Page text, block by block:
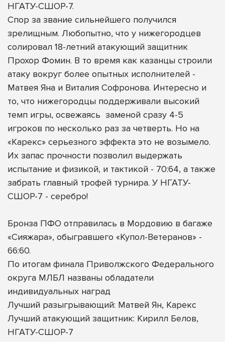
НГАТУ-СШОР-7.
Спор за звание сильнейшего получился
зрелищным. Любопытно, что у нижегородцев
солировал 18-летний атакующий защитник
Прохор Фомин. В то время как казанцы строили
атаку вокруг более опытных исполнителей -
Матвея Яна и Виталия Софронова. Интересно и
то, что нижегородцы поддерживали высокий
темп игры, освежаясь заменой сразу 4-5
игроков по несколько раз за четверть. Но на
«Карекс» серьезного эффекта это не возымело.
Их запас прочности позволил выдержать
испытание и физикой, и тактикой - 70:64, а также
забрать главный трофей турнира. У НГАТУ-
СШОР-7 - серебро!
Бронза ПФО отправилась в Мордовию в багаже
«Сияжара», обыгравшего «Купол-Ветеранов» -
66:60.
По итогам финала Приволжского Федерального
округа МЛБЛ названы обладатели
индивидуальных наград
Лучший разыгрывающий: Матвей Ян, Карекс
Лучший атакующий защитник: Кирилл Белов,
НГАТУ-СШОР-7